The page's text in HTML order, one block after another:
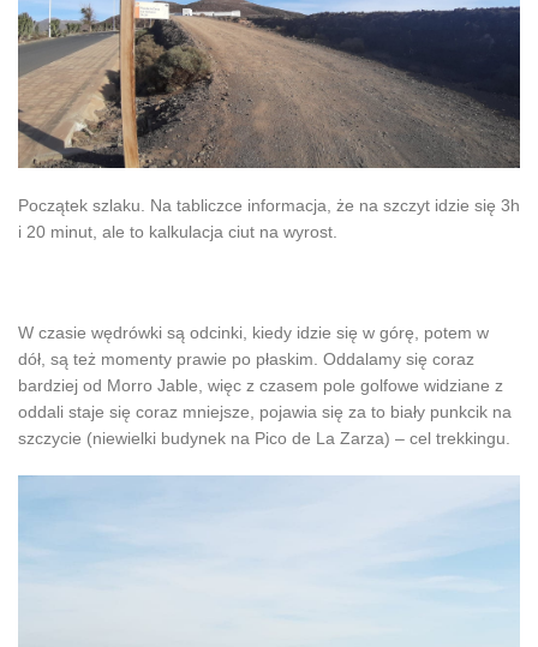
Początek szlaku. Na tabliczce informacja, że na szczyt idzie się 3h
i 20 minut, ale to kalkulacja ciut na wyrost.
W czasie wędrówki są odcinki, kiedy idzie się w górę, potem w
dół, są też momenty prawie po płaskim. Oddalamy się coraz
bardziej od Morro Jable, więc z czasem pole golfowe widziane z
oddali staje się coraz mniejsze, pojawia się za to biały punkcik na
szczycie (niewielki budynek na Pico de La Zarza) – cel trekkingu.